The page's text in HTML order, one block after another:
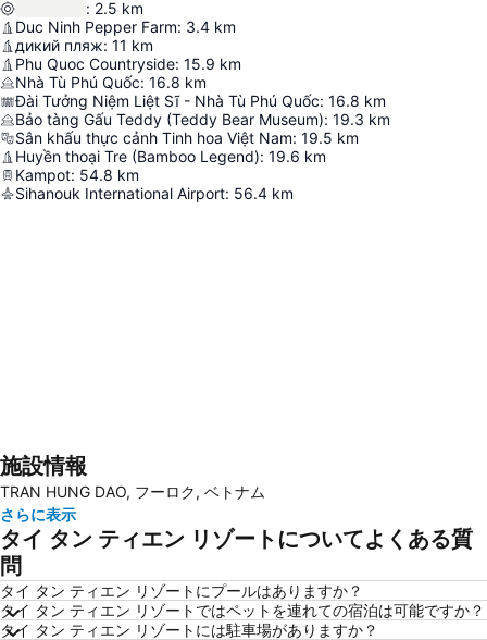
: 2.5 km
Duc Ninh Pepper Farm: 3.4 km
дикий пляж: 11 km
Phu Quoc Countryside: 15.9 km
Nhà Tù Phú Quốc: 16.8 km
Đài Tưởng Niệm Liệt Sĩ - Nhà Tù Phú Quốc: 16.8 km
Bảo tàng Gấu Teddy (Teddy Bear Museum): 19.3 km
Sân khấu thực cảnh Tinh hoa Việt Nam: 19.5 km
Huyền thoại Tre (Bamboo Legend): 19.6 km
Kampot: 54.8 km
Sihanouk International Airport: 56.4 km
地図を拡大
施設情報
TRAN HUNG DAO, フーロク, ベトナム
さらに表示
タイ タン ティエン リゾートについてよくある質
問
タイ タン ティエン リゾートにプールはありますか？
タイ タン ティエン リゾートではペットを連れての宿泊は可能ですか？
タイ タン ティエン リゾートには駐車場がありますか？